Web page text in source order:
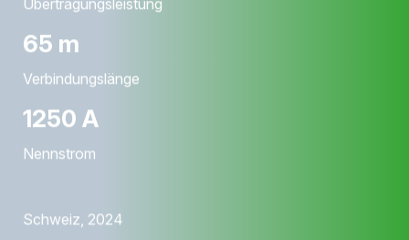
145 kV
Spannungsebene
800 MW
65 m